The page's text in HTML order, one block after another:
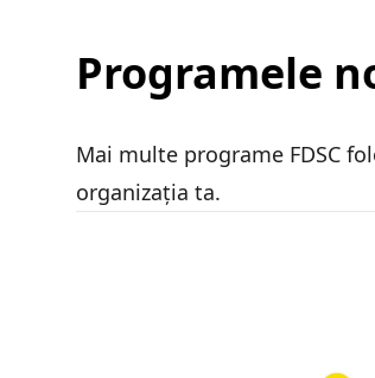
Programele
Mai multe programe FDSC
organizația ta.